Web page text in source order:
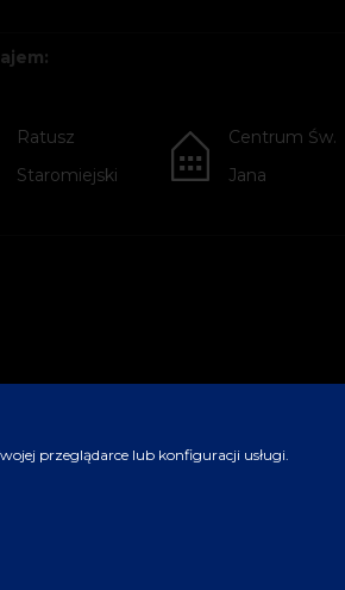
Ratusz
Staromiejski
Centrum Św.
Jana
przeglądarce lub konfiguracji usługi.